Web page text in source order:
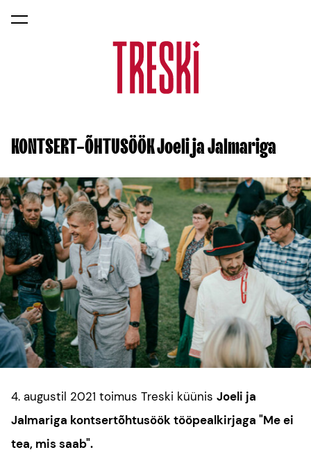
lisati ostukorvi.
KONTSERT-ÕHTUSÖÖK Joeli ja Jalmariga
4. augustil 2021 toimus Treski küünis Joeli ja
Jalmariga kontsertõhtusöök tööpealkirjaga "Me ei
tea, mis saab".